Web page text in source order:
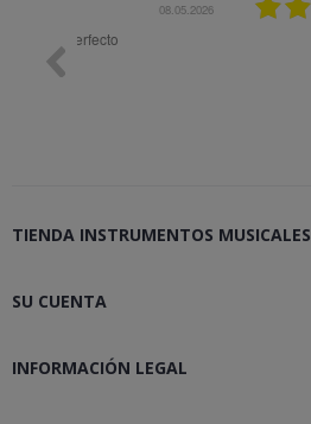
TIENDA INSTRUMENTOS MUSICALES
SU CUENTA
INFORMACIÓN LEGAL